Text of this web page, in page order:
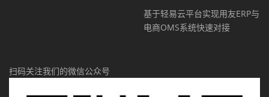
基于轻易云平台实现用友ERP与
电商OMS系统快速对接
扫码关注我们的微信公众号